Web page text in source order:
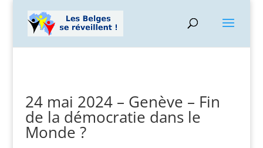
24 mai 2024 – Genève – Fin
de la démocratie dans le
Monde ?